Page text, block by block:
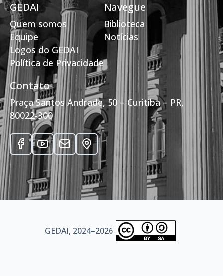
GEDAI
Quem somos
Equipe
Logos do GEDAI
Política de Privacidade
Navegue
Biblioteca
Notícias
Contato
Praça Santos Andrade, 50 – Curitiba – PR,
80022-300
GEDAI, 2024–2026